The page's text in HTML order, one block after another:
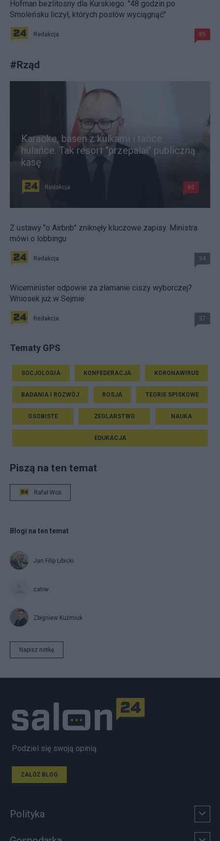
Hofman bezlitosny dla Kurskiego. "48 godzin po
Smoleńsku liczył, których posłów wyciągnąć"
Redakcja 85
#Rząd
Karaoke, basen z kulkami i tańce
hulańce. Tak resort "przepalał" publiczną
kasę
Redakcja 60
Z ustawy "o Airbnb" zniknęły kluczowe zapisy. Ministra
mówi o lobbingu
Redakcja 34
Wiceminister odpowie za złamanie ciszy wyborczej?
Wniosek już w Sejmie
Redakcja 37
Tematy GPS
SOCJOLOGIA KONFEDERACJA KORONAWIRUS
BADANIA I ROZWÓJ ROSJA TEORIE SPISKOWE
OSOBISTE ŻEGLARSTWO NAUKA
EDUKACJA
Piszą na ten temat
Rafał Woś
Blogi na ten temat
Jan Filip Libicki
catrw
Zbigniew Kuźmiuk
Napisz notkę
Podziel się swoją opinią
ZAŁÓŻ BLOG
Polityka